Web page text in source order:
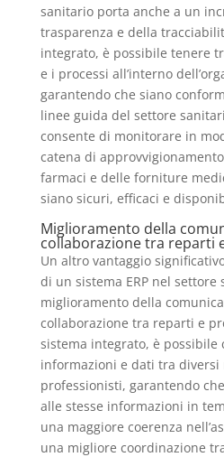
sanitario porta anche a un
trasparenza e della
integrato, è possibile tenere
e i processi all’interno
garantendo che siano
linee guida del settore
consente di monitorare in
catena di
farmaci e delle forniture
siano sicuri, efficaci e
Miglioramento della
collaborazione tra reparti
Un altro vantaggio
di un sistema ERP nel settore
miglioramento della
collaborazione tra reparti e
sistema integrato, è
informazioni e dati tra diversi
professionisti, garantendo
alle stesse informazioni in
una maggiore coerenza
una migliore coordinazione